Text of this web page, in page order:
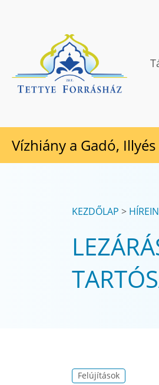
TETTYE FORRÁSHÁZ Zrt.
Vízhiány a Gadó, Illyés
KEZDŐLAP
Felújítások